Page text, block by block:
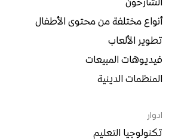
أنواع مختلفة من محتوى الأطفال
تطوير الألعاب
فيديوهات المبيعات
المنظمات الدينية
ادوار
تكنولوجيا التعليم